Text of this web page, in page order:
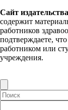
Сайт
содержит
работников
подтверждаете,
работником или
учреждения.